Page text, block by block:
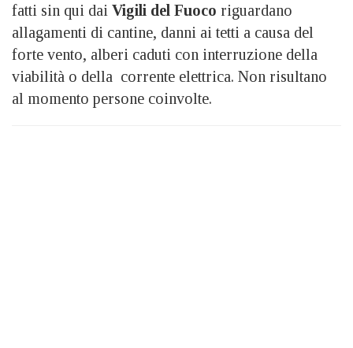
fatti sin qui dai Vigili del Fuoco riguardano
allagamenti di cantine, danni ai tetti a causa del
forte vento, alberi caduti con interruzione della
viabilità o della corrente elettrica. Non risultano
al momento persone coinvolte.